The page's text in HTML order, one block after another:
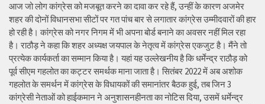
आज जो लोग कांग्रेस को मजबूत करने का दावा कर रहे हैं, उन्हीं के कारण अजमेर
शहर की दोनों विधानसभा सीटों पर गत पांच बार से लगातार कांग्रेस उम्मीदवारों की हार
हो रही है। कांग्रेस को नगर निगम में भी अपना बोर्ड बनाने का अवसर नहीं मिल रहा
है। राठौड़ ने कहा कि शहर अध्यक्ष जयपाल के नेतृत्व में कांग्रेस एकजुट है। मैंने तो
प्रत्येक कार्यकर्ता का सम्मान किया है। यहां यह उल्लेखनीय है कि धर्मेन्द्र राठौड़ को
पूर्व सीएम गहलोत का कट्टर समर्थक माना जाता है। सितंबर 2022 में अब अशोक
गहलोत के समर्थन में कांग्रेस के विधायकों की समानांतर बैठक हुई, तब जिन 3
कांग्रेसी नेताओं को हाईकमान ने अनुशासनहीनता का नोटिस दिया, उसमें धर्मेन्द्र